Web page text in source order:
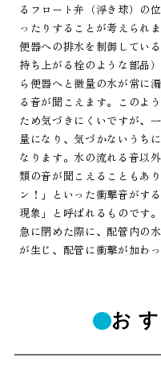
るフロート弁（浮き球）の
ったりすることが考えられ
便器への排水を制御してい
持ち上がる栓のような部品
ら便器へと微量の水が常に
る音が聞こえます。このよ
ため気づきにくいですが、
量になり、気づかないうち
なります。水の流れる音以
類の音が聞こえることもあ
ン！」といった衝撃音がす
現象」と呼ばれるものです
急に閉めた際に、配管内の
が生じ、配管に衝撃が加わ
お